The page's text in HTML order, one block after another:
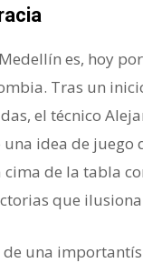
es, hoy
Tras un
el técnico
idea de juego
cima de la tabla
que
de una